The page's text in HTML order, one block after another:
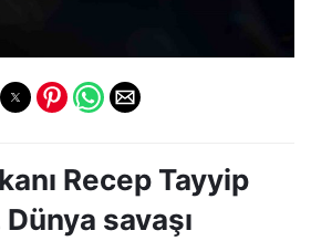
Recep Tayyip
savaşı